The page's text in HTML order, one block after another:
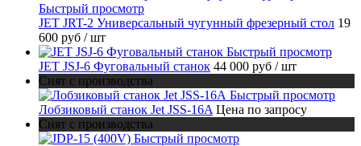
Быстрый просмотр
JET JRT-2 Универсальный чугунный фрезерный стол 19
600 руб / шт
Быстрый просмотр
JET JSJ-6 Фуговальный станок 44 000 руб / шт
Снят с производства
Быстрый просмотр
Лобзиковый станок Jet JSS-16A Цена по запросу
Снят с производства
Быстрый просмотр